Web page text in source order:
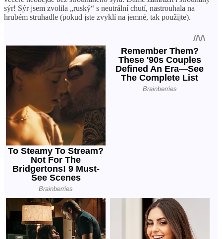
sýr! Sýr jsem zvolila „ruský“ s neutrální chutí, nastrouhala na
hrubém struhadle (pokud jste zvyklí na jemné, tak použijte).